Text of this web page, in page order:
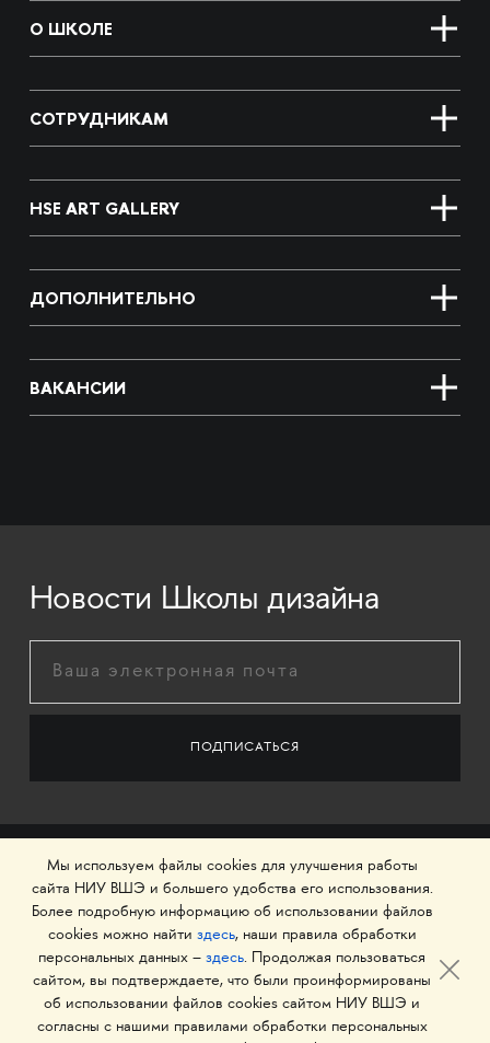
О ШКОЛЕ
СОТРУДНИКАМ
HSE ART GALLERY
ДОПОЛНИТЕЛЬНО
ВАКАНСИИ
Новости Школы дизайна
© 1993–2026 Национальный исследовательский
Мы используем файлы cookies для улучшения работы
сайта НИУ ВШЭ и большего удобства его использования.
Более подробную информацию об использовании файлов
cookies можно найти здесь, наши правила обработки
персональных данных – здесь. Продолжая пользоваться
сайтом, вы подтверждаете, что были проинформированы
об использовании файлов cookies сайтом НИУ ВШЭ и
согласны с нашими правилами обработки персональных